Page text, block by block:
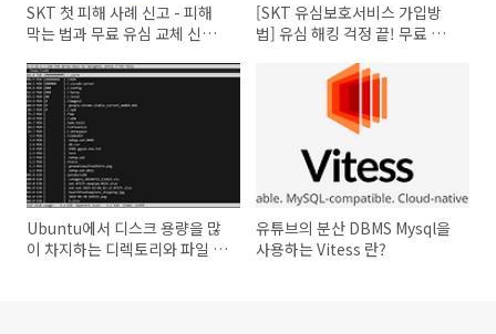
SKT 첫 피해 사례 신고 - 피해
막는 법과 무료 유심 교체 신청
에서 갑자기 5천만원 인출..
[SKT 유심보호서비스 가입방
법] 유심 해킹 걱정 끝! 무료 가
/ T월드 앱 / 114 전화)
Ubuntu에서 디스크 용량을 많
이 차지하는 디렉토리와 파일 찾
유튜브의 분산 DBMS Mysql을
사용하는 Vitess 란?